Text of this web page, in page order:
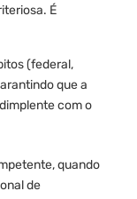
É
(federal,
que a
com o
quando
de